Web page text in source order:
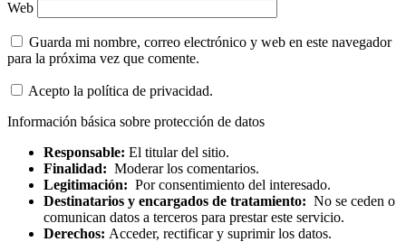
Web
Guarda mi nombre, correo electrónico y web en este navegador
para la próxima vez que comente.
Acepto la política de privacidad.
Información básica sobre protección de datos
Responsable: El titular del sitio.
Finalidad: Moderar los comentarios.
Legitimación: Por consentimiento del interesado.
Destinatarios y encargados de tratamiento: No se ceden o
comunican datos a terceros para prestar este servicio.
Derechos: Acceder, rectificar y suprimir los datos.